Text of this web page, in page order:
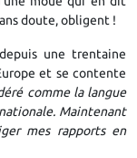
doute, obligent !
une trentaine
et se contente
comme la langue
Maintenant
mes rapports en